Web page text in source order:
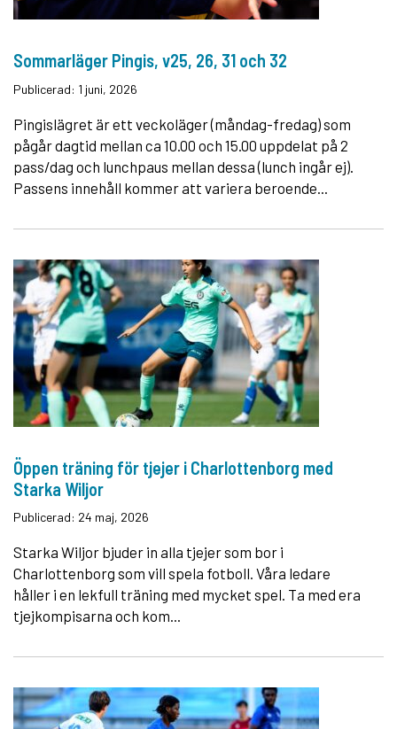
Sommarläger Pingis, v25, 26, 31 och 32
Publicerad: 1 juni, 2026
Pingislägret är ett veckoläger (måndag-fredag) som
pågår dagtid mellan ca 10.00 och 15.00 uppdelat på 2
pass/dag och lunchpaus mellan dessa (lunch ingår ej).
Passens innehåll kommer att variera beroende...
Öppen träning för tjejer i Charlottenborg med
Starka Wiljor
Publicerad: 24 maj, 2026
Starka Wiljor bjuder in alla tjejer som bor i
Charlottenborg som vill spela fotboll. Våra ledare
håller i en lekfull träning med mycket spel. Ta med era
tjejkompisarna och kom...